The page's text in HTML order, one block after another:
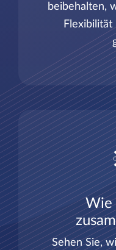
beibehalten,
Flexibilität
Wie
Sehen Sie,